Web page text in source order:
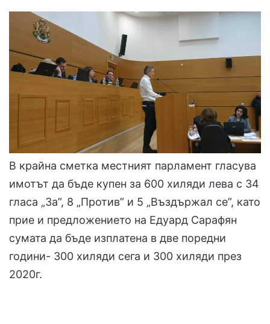
В крайна сметка местният парламент гласува
имотът да бъде купен за 600 хиляди лева с 34
гласа „За”, 8 „Против” и 5 „Въздържал се”, като
прие и предложението на Едуард Сарафян
сумата да бъде изплатена в две поредни
години- 300 хиляди сега и 300 хиляди през
2020г.